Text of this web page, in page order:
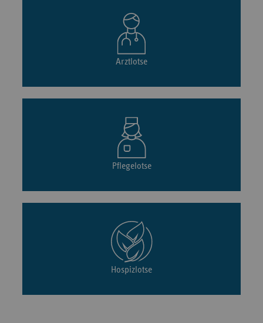
Arztlotse
Pflegelotse
Hospizlotse